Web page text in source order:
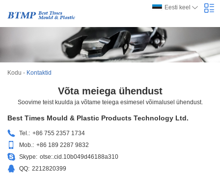
Eesti keel
Kodu - Kontaktid
Võta meiega ühendust
Soovime teist kuulda ja võtame teiega esimesel võimalusel ühendust.
Best Times Mould & Plastic Products Technology Ltd.
Tel.: +86 755 2357 1734
Mob.: +86 189 2287 9832
Skype: otse:.cid.10b049d46188a310
QQ: 2212820399